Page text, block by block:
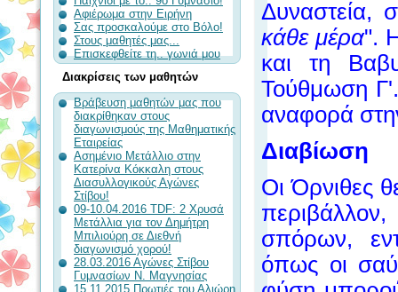
Αφιέρωμα στην Ειρήνη
Σας προσκαλούμε στο Βόλο!
Στους μαθητές μας...
Επισκεφθείτε τη.. γωνιά μου
Διακρίσεις των μαθητών
Βράβευση μαθητών μας που
διακρίθηκαν στους
διαγωνισμούς της Μαθηματικής
Εταιρείας
Ασημένιο Μετάλλιο στην
Κατερίνα Κόκκαλη στους
Διασυλλογικούς Αγώνες
Στίβου!
09-10.04.2016 TDF: 2 Χρυσά
Μετάλλια για τον Δημήτρη
Μπιλιούρη σε Διεθνή
διαγωνισμό χορού!
28.03.2016 Αγώνες Στίβου
Γυμνασίων Ν. Μαγνησίας
15.11.2015 Πρωτιές του Αλιώρη
Δυναστεία,
κάθε μέρα".
και τη
Τούθμωση Γ'.
αναφορά
Διαβίωση
Οι Όρνιθες
σπόρων,
όπως οι